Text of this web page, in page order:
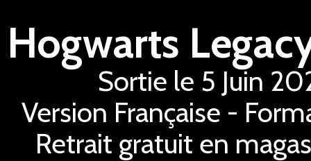
Sortie le 5 Juin
Version Française -
Retrait gratuit en